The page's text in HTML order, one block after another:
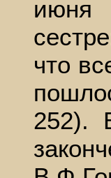
июня
что
252).